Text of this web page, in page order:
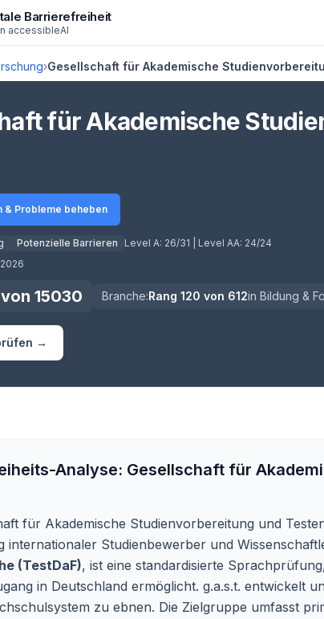
Barrierefreiheit
accessibleAI
›Gesellschaft für Akademische
für Akademische
& Probleme beheben
Potenzielle Barrieren Level A: 26/31 | Level AA: 24/24
von 15030 Branche:Rang 120 von 612in Bildung &
→
Analyse: Gesellschaft für
für Akademische Studienvorbereitung und
internationaler Studienbewerber und
(TestDaF), ist eine standardisierte
in Deutschland ermöglicht. g.a.s.t. entwickelt
zu ebnen. Die Zielgruppe umfasst